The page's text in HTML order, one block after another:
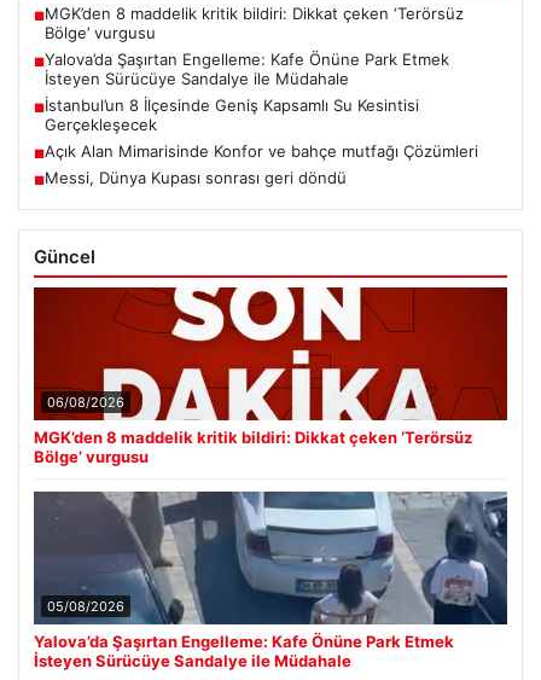
■MGK’den 8 maddelik kritik bildiri: Dikkat çeken ‘Terörsüz
Bölge’ vurgusu
■Yalova’da Şaşırtan Engelleme: Kafe Önüne Park Etmek
İsteyen Sürücüye Sandalye ile Müdahale
■İstanbul’un 8 İlçesinde Geniş Kapsamlı Su Kesintisi
Gerçekleşecek
■Açık Alan Mimarisinde Konfor ve bahçe mutfağı Çözümleri
■Messi, Dünya Kupası sonrası geri döndü
Güncel
06/08/2026
MGK’den 8 maddelik kritik bildiri: Dikkat çeken ‘Terörsüz
Bölge’ vurgusu
05/08/2026
Yalova’da Şaşırtan Engelleme: Kafe Önüne Park Etmek
İsteyen Sürücüye Sandalye ile Müdahale